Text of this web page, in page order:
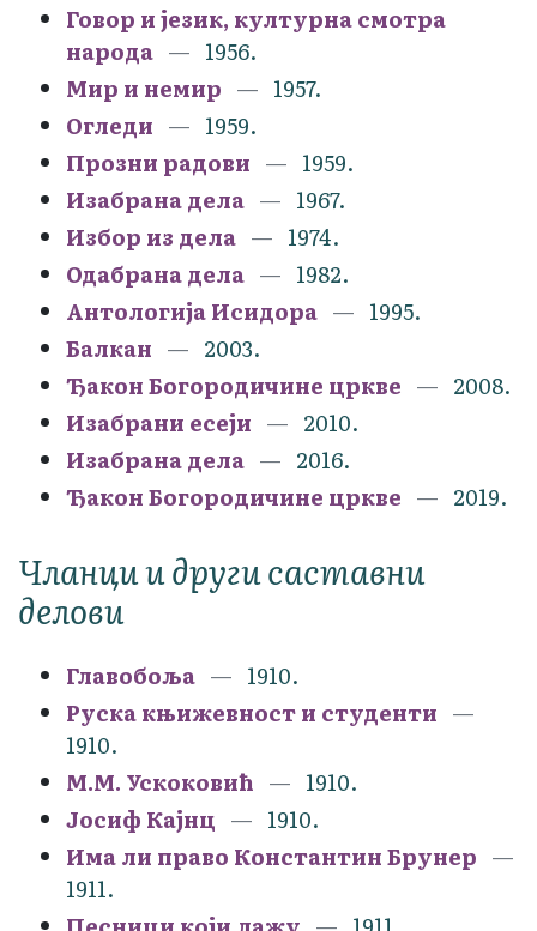
Говор и језик, културна смотра
народа
1956.
Мир и немир
1957.
Огледи
1959.
Прозни радови
1959.
Изабрана дела
1967.
Избор из дела
1974.
Одабрана дела
1982.
Антологија Исидора
1995.
Балкан
2003.
Ђакон Богородичине цркве
2008.
Изабрани есеји
2010.
Изабрана дела
2016.
Ђакон Богородичине цркве
2019.
Чланци и други саставни
делови
Главобоља
1910.
Руска књижевност и студенти
1910.
М.М. Ускоковић
1910.
Јосиф Кајнц
1910.
Има ли право Константин Брунер
1911.